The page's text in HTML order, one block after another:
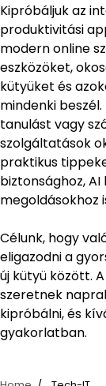
Kipróbáljuk az
produktivitási
modern online
eszközöket,
kütyüket és
mindenki
tanulást vagy
szolgáltatások
praktikus
biztonsághoz,
megoldásokhoz
Célunk, hogy
eligazodni a
új kütyü között.
szeretnek
kipróbálni, és
gyakorlatban.